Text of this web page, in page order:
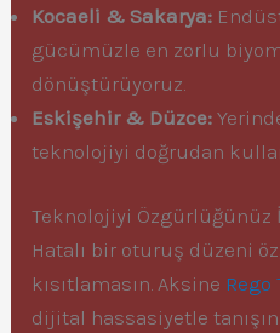
Kocaeli & Sakarya:
gücümüzle en zorlu
dönüştürüyoruz.
Eskişehir & Düzce:
teknolojiyi doğrudan
Teknolojiyi Özgürlüğünüz
Hatalı bir oturuş düzeni
kısıtlamasın. Aksine Rego
dijital hassasiyetle tanışın.